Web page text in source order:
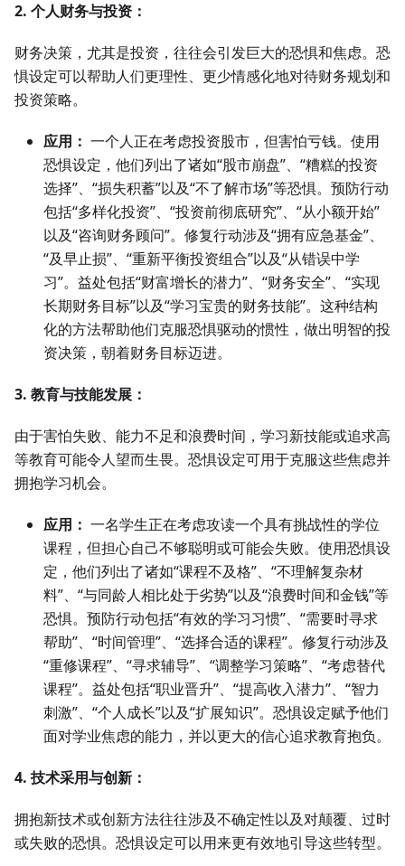
2. 个人财务与投资：
财务决策，尤其是投资，往往会引发巨大的恐惧和焦虑。恐
惧设定可以帮助人们更理性、更少情感化地对待财务规划和
投资策略。
应用： 一个人正在考虑投资股市，但害怕亏钱。使用
恐惧设定，他们列出了诸如“股市崩盘”、“糟糕的投资
选择”、“损失积蓄”以及“不了解市场”等恐惧。预防行动
包括“多样化投资”、“投资前彻底研究”、“从小额开始”
以及“咨询财务顾问”。修复行动涉及“拥有应急基金”、
“及早止损”、“重新平衡投资组合”以及“从错误中学
习”。益处包括“财富增长的潜力”、“财务安全”、“实现
长期财务目标”以及“学习宝贵的财务技能”。这种结构
化的方法帮助他们克服恐惧驱动的惯性，做出明智的投
资决策，朝着财务目标迈进。
3. 教育与技能发展：
由于害怕失败、能力不足和浪费时间，学习新技能或追求高
等教育可能令人望而生畏。恐惧设定可用于克服这些焦虑并
拥抱学习机会。
应用： 一名学生正在考虑攻读一个具有挑战性的学位
课程，但担心自己不够聪明或可能会失败。使用恐惧设
定，他们列出了诸如“课程不及格”、“不理解复杂材
料”、“与同龄人相比处于劣势”以及“浪费时间和金钱”等
恐惧。预防行动包括“有效的学习习惯”、“需要时寻求
帮助”、“时间管理”、“选择合适的课程”。修复行动涉及
“重修课程”、“寻求辅导”、“调整学习策略”、“考虑替代
课程”。益处包括“职业晋升”、“提高收入潜力”、“智力
刺激”、“个人成长”以及“扩展知识”。恐惧设定赋予他们
面对学业焦虑的能力，并以更大的信心追求教育抱负。
4. 技术采用与创新：
拥抱新技术或创新方法往往涉及不确定性以及对颠覆、过时
或失败的恐惧。恐惧设定可以用来更有效地引导这些转型。